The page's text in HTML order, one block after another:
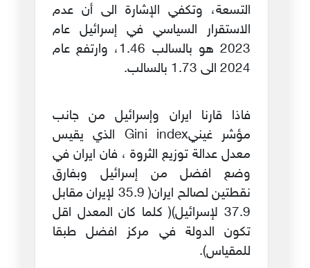
التسعة، وتكفي الإشارة الى أن عدم
الاستقرار السياسي في إسرائيل عام
2023 هو بالسالب 1.46، وارتفع عام
2024 الى 1.73 بالسالب.
فاذا قارنا ايران وإسرائيل من جانب
مؤشر غينيGini index الذي يقيس
معدل عدالة توزيع الثروة ، فان ايران في
وضع افضل من إسرائيل وبفارق
نقطتين لصالح ايران( 35.9 لإيران مقابل
37.9 لإسرائيل)( كلما كان المعدل اقل
تكون الدولة في مركز افضل طبقا
للمقياس).